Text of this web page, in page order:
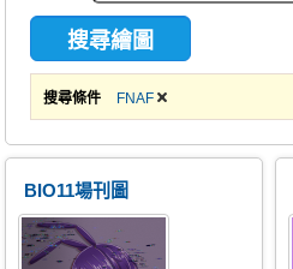
搜尋條件 FNAF
BIO11場刊圖